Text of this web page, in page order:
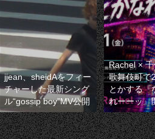
jjean、sheidAをフィー
チャーした最新シング
ル“gossip boy”MV公開
Rachel ×
歌舞伎町で
とかする『
れーーッ』